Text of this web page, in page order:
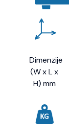
Dimenzije
(W x L x
H) mm